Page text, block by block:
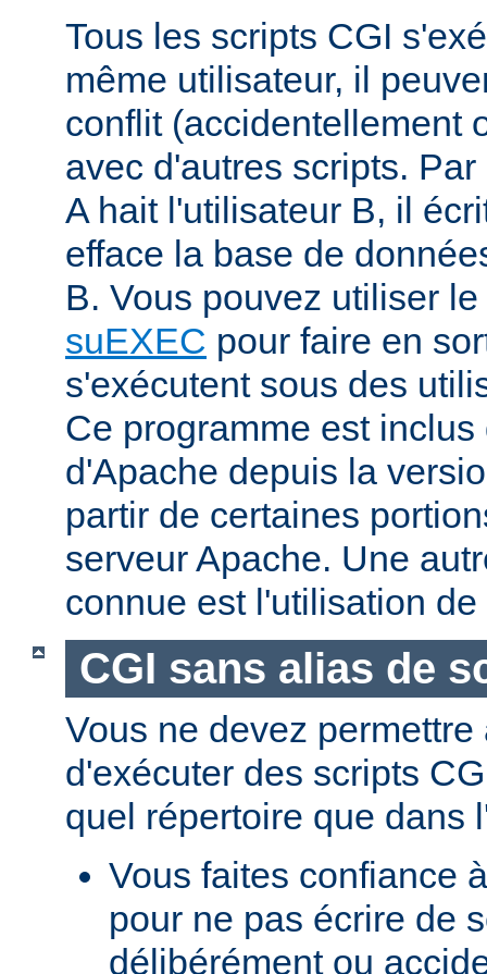
Tous les scripts CGI
même utilisateur, il
conflit (accidentellement
avec d'autres scripts.
A hait l'utilisateur B, il
efface la base de
B. Vous pouvez utiliser
suEXEC pour faire en
s'exécutent sous des
Ce programme est
d'Apache depuis la
partir de certaines
serveur Apache. Une
connue est l'utilisation de
CGI sans alias de
Vous ne devez
d'exécuter des scripts
quel répertoire que dans
Vous faites confiance
pour ne pas écrire de
délibérément ou